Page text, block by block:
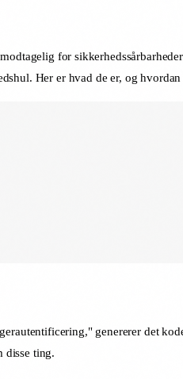
for
Her er hvad de er, og
genererer det
disse ting.